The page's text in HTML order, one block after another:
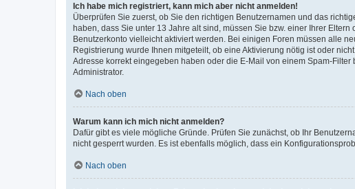
Ich habe mich registriert, kann mich aber nicht anmelden!
Überprüfen Sie zuerst, ob Sie den richtigen Benutzernamen und das
haben, dass Sie unter 13 Jahre alt sind, müssen Sie bzw. einer Ihrer
Benutzerkonto vielleicht aktiviert werden. Bei einigen Foren müssen alle
Registrierung wurde Ihnen mitgeteilt, ob eine Aktivierung nötig ist oder
Adresse korrekt eingegeben haben oder die E-Mail von einem Spam-
Administrator.
Nach oben
Warum kann ich mich nicht anmelden?
Dafür gibt es viele mögliche Gründe. Prüfen Sie zunächst, ob Ihr
nicht gesperrt wurden. Es ist ebenfalls möglich, dass ein
Nach oben